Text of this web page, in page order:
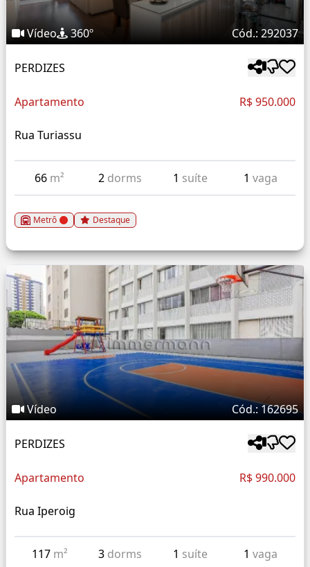
Vídeo 360º Cód.: 292037
PERDIZES
Apartamento R$ 950.000
Rua Turiassu
66 m² 2 dorms 1 suíte 1 vaga
Metrô Destaque
Vídeo Cód.: 162695
PERDIZES
Apartamento R$ 990.000
Rua Iperoig
117 m² 3 dorms 1 suíte 1 vaga